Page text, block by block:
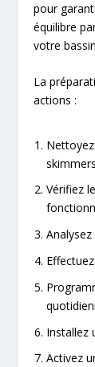
pour
équilibre
votre
La
actions :
Vérifiez
Installez
Activez